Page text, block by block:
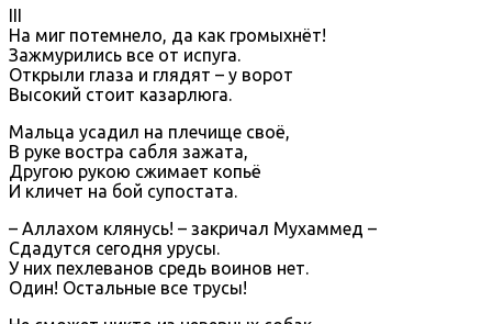
III
На миг потемнело, да как громыхнёт!
Зажмурились все от испуга.
Открыли глаза и глядят – у ворот
Высокий стоит казарлюга.
Мальца усадил на плечище своё,
В руке востра сабля зажата,
Другою рукою сжимает копьё
И кличет на бой супостата.
– Аллахом клянусь! – закричал Мухаммед –
Сдадутся сегодня урусы.
У них пехлеванов средь воинов нет.
Один! Остальные все трусы!